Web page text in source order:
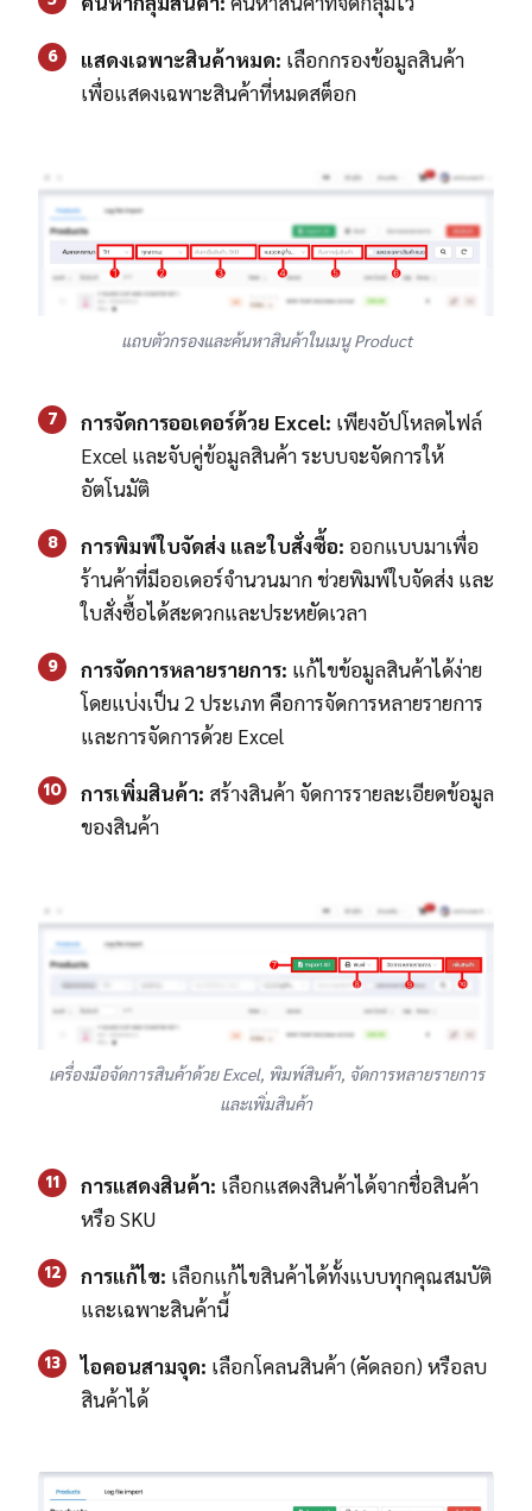
6 แสดงเฉพาะสินค้าหมด: เลือกกรองข้อมูลสินค้า
เพื่อแสดงเฉพาะสินค้าที่หมดสต็อก
แถบตัวกรองและค้นหาสินค้าในเมนู Product
7 การจัดการออเดอร์ด้วย Excel: เพียงอัปโหลดไฟล์
Excel และจับคู่ข้อมูลสินค้า ระบบจะจัดการให้
อัตโนมัติ
8 การพิมพ์ใบจัดส่ง และใบสั่งซื้อ: ออกแบบมาเพื่อ
ร้านค้าที่มีออเดอร์จำนวนมาก ช่วยพิมพ์ใบจัดส่ง และ
ใบสั่งซื้อได้สะดวกและประหยัดเวลา
9 การจัดการหลายรายการ: แก้ไขข้อมูลสินค้าได้ง่าย
โดยแบ่งเป็น 2 ประเภท คือการจัดการหลายรายการ
และการจัดการด้วย Excel
10 การเพิ่มสินค้า: สร้างสินค้า จัดการรายละเอียดข้อมูล
ของสินค้า
เครื่องมือจัดการสินค้าด้วย Excel, พิมพ์สินค้า, จัดการหลายรายการ
และเพิ่มสินค้า
11 การแสดงสินค้า: เลือกแสดงสินค้าได้จากชื่อสินค้า
หรือ SKU
12 การแก้ไข: เลือกแก้ไขสินค้าได้ทั้งแบบทุกคุณสมบัติ
และเฉพาะสินค้านี้
13 ไอคอนสามจุด: เลือกโคลนสินค้า (คัดลอก) หรือลบ
สินค้าได้